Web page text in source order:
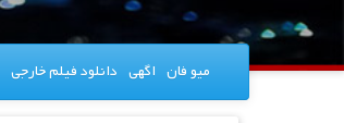
میو فان اگهی دانلود فیلم خارجی